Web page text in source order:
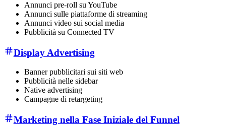
Annunci pre-roll su YouTube
Annunci sulle piattaforme di streaming
Annunci video sui social media
Pubblicità su Connected TV
Display Advertising
Banner pubblicitari sui siti web
Pubblicità nelle sidebar
Native advertising
Campagne di retargeting
Marketing nella Fase Iniziale del Funnel